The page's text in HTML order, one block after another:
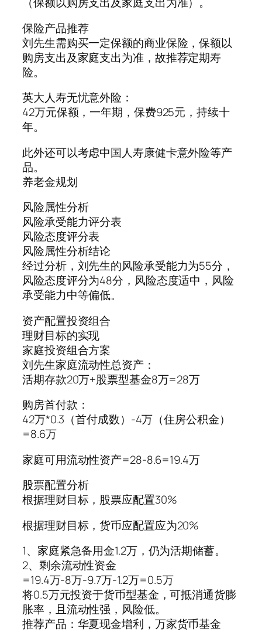
保险产品推荐
刘先生需购买一定保额的商业保险，保额以
购房支出及家庭支出为准，故推荐定期寿
险。
英大人寿无忧意外险：
42万元保额，一年期，保费925元，持续十
年。
此外还可以考虑中国人寿康健卡意外险等产
品。
养老金规划
风险属性分析
风险承受能力评分表
风险态度评分表
风险属性分析结论
经过分析，刘先生的风险承受能力为55分，
风险态度评分为48分，风险态度适中，风险
承受能力中等偏低。
资产配置投资组合
理财目标的实现
家庭投资组合方案
刘先生家庭流动性总资产：
活期存款20万+股票型基金8万=28万
购房首付款：
42万*0.3（首付成数）-4万（住房公积金）
=8.6万
家庭可用流动性资产=28-8.6=19.4万
股票配置分析
根据理财目标，股票应配置30%
根据理财目标，货币应配置应为20%
1、家庭紧急备用金1.2万，仍为活期储蓄。
2、剩余流动性资金
=19.4万-8万-9.7万-1.2万=0.5万
将0.5万元投资于货币型基金，可抵消通货膨
胀率，且流动性强，风险低。
推荐产品：华夏现金增利，万家货币基金